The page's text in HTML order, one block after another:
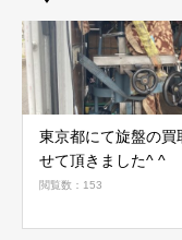
東京都にて旋盤の買
せて頂きました^ ^
閲覧数：153